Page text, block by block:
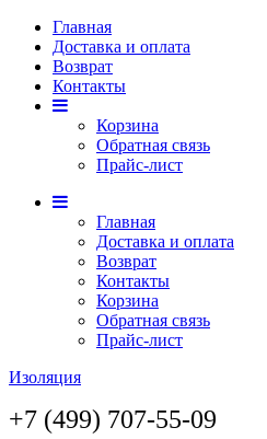
Главная
Доставка и оплата
Возврат
Контакты
Корзина
Обратная связь
Прайс-лист
Главная
Доставка и оплата
Возврат
Контакты
Корзина
Обратная связь
Прайс-лист
Изоляция
+7 (499) 707-55-09